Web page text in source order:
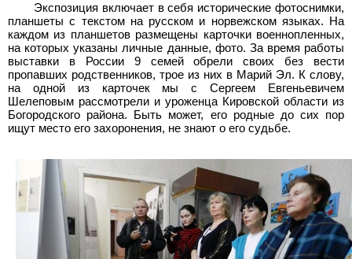
Экспозиция включает в себя исторические фотоснимки,
планшеты с текстом на русском и норвежском языках. На
каждом из планшетов размещены карточки военнопленных,
на которых указаны личные данные, фото. За время работы
выставки в России 9 семей обрели своих без вести
пропавших родственников, трое из них в Марий Эл. К слову,
на одной из карточек мы с Сергеем Евгеньевичем
Шелеповым рассмотрели и уроженца Кировской области из
Богородского района. Быть может, его родные до сих пор
ищут место его захоронения, не знают о его судьбе.